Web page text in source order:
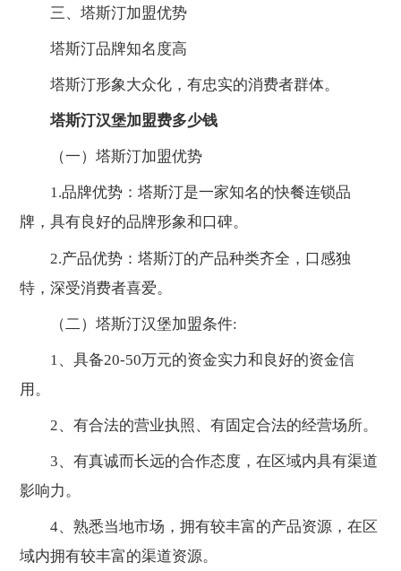
三、塔斯汀加盟优势
塔斯汀品牌知名度高
塔斯汀形象大众化，有忠实的消费者群体。
塔斯汀汉堡加盟费多少钱
（一）塔斯汀加盟优势
1.品牌优势：塔斯汀是一家知名的快餐连锁品
牌，具有良好的品牌形象和口碑。
2.产品优势：塔斯汀的产品种类齐全，口感独
特，深受消费者喜爱。
（二）塔斯汀汉堡加盟条件:
1、具备20-50万元的资金实力和良好的资金信
用。
2、有合法的营业执照、有固定合法的经营场所。
3、有真诚而长远的合作态度，在区域内具有渠道
影响力。
4、熟悉当地市场，拥有较丰富的产品资源，在区
域内拥有较丰富的渠道资源。